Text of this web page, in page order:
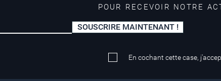
Mastercard, Visa
POUR RECEVOIR NOTRE
SOUSCRIRE MAINTENANT !
En cochant cette case,